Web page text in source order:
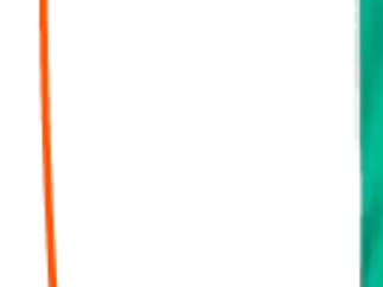
Comment dire.. Mme Delbor est une
la qualité de votre travail! A l'écoute et de très
expert comptable!
Antoine NGUYEN
il y a un an